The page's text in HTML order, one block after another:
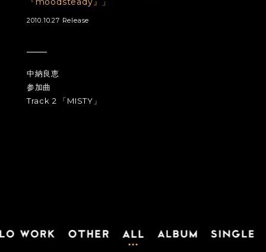
2010.10.27 Release
中納良恵
参加曲
Track 2 「MISTY」